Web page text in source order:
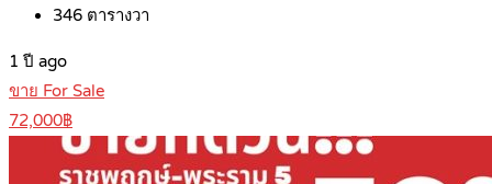
346 ตารางวา
1 ปี ago
ขาย For Sale
72,000฿